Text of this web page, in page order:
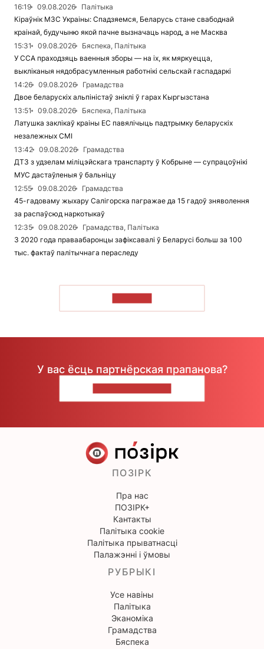
16:19
09.08.2026
Палітыка
Кіраўнік МЗС Украіны: Спадзяемся, Беларусь стане свабоднай
краінай, будучыню якой пачне вызначаць народ, а не Масква
15:31
09.08.2026
Бяспека, Палітыка
У ССА праходзяць ваенныя зборы — на іх, як мяркуецца,
выкліканыя нядобрасумленныя работнікі сельскай гаспадаркі
14:26
09.08.2026
Грамадства
Двое беларускіх альпіністаў зніклі ў гарах Кыргызстана
13:51
09.08.2026
Бяспека, Палітыка
Латушка заклікаў краіны ЕС павялічыць падтрымку беларускіх
незалежных СМІ
13:42
09.08.2026
Грамадства
ДТЗ з удзелам міліцэйскага транспарту ў Кобрыне — супрацоўнікі
МУС дастаўленыя ў бальніцу
12:55
09.08.2026
Грамадства
45-гадоваму жыхару Салігорска пагражае да 15 гадоў зняволення
за распаўсюд наркотыкаў
12:35
09.08.2026
Грамадства, Палітыка
З 2020 года праваабаронцы зафіксавалі ў Беларусі больш за 100
тыс. фактаў палітычнага пераследу
У вас ёсць партнёрская прапанова?
ПОЗІРК
Пра нас
ПОЗІРК+
Кантакты
Палітыка cookie
Палітыка прыватнасці
Палажэнні і ўмовы
РУБРЫКІ
Усе навіны
Палітыка
Эканоміка
Грамадства
Бяспека